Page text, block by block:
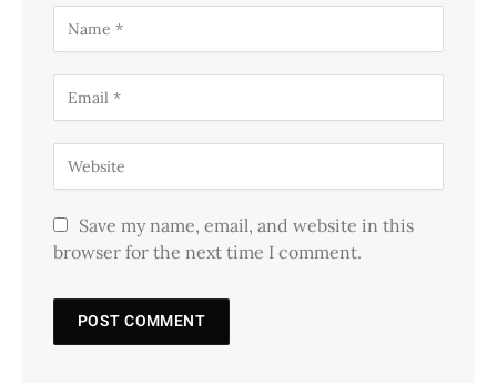
Save my name, email, and website in this
browser for the next time I comment.